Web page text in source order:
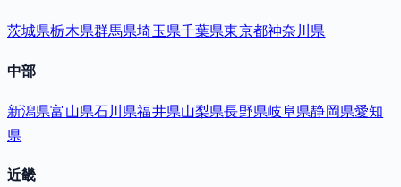
茨城県栃木県群馬県埼玉県千葉県東京都神奈川県
中部
新潟県富山県石川県福井県山梨県長野県岐阜県静岡県愛知
県
近畿